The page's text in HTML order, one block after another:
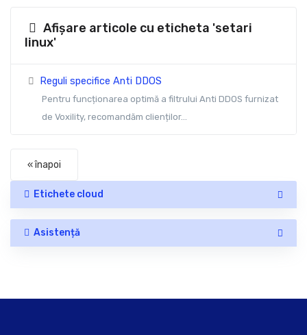
Afișare articole cu eticheta 'setari
linux'
Reguli specifice Anti DDOS
Pentru funcționarea optimă a filtrului Anti DDOS furnizat
de Voxility, recomandăm clienților...
« înapoi
Etichete cloud
Asistență